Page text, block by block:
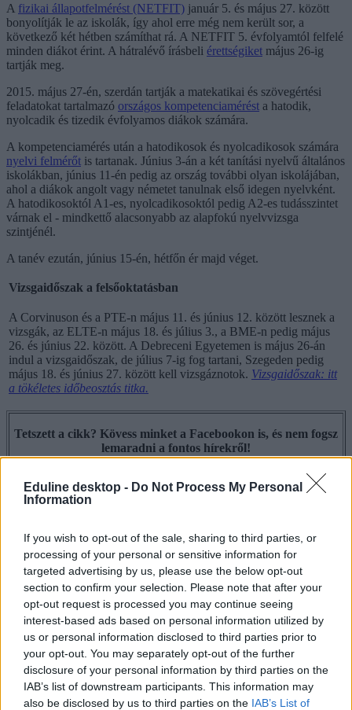
Eduline desktop - Do Not Process My Personal
Information
If you wish to opt-out of the sale, sharing to third parties, or
processing of your personal or sensitive information for
targeted advertising by us, please use the below opt-out
section to confirm your selection. Please note that after your
opt-out request is processed you may continue seeing
interest-based ads based on personal information utilized by
us or personal information disclosed to third parties prior to
your opt-out. You may separately opt-out of the further
disclosure of your personal information by third parties on the
IAB’s list of downstream participants. This information may
also be disclosed by us to third parties on the IAB’s List of
A fizikai állapotfelmérést (NETFIT) január 5. és május 27. között
bonyolítják le az iskolák, így ahol erre még nem került sor, a
következő két hétben számíthat rá. A NETFIT 5. évfolyamtól felfelé
minden diákot érint. A hátralévő írásbeli érettségiket május 26-ig
tartják meg.
2015. május 27-én, szerdán tartják a matekatikai és szövegértési
feladatokat tartalmazó országos kompetenciamérést a hatodik,
nyolcadik és tizedik évfolyamos diákok számára.
A kompetenciamérés után a hatodikosok és nyolcadikosok számára
nyelvi felmérőt is tartanak. Június 3-án a két tanítási nyelvű általános
iskolákban, június 11-én pedig az ország további olyan iskolájában,
ahol a diákok angolt vagy németet tanulnak első idegen nyelvként.
A hatodikosoktól A1-es, nyolcadikosoktól pedig A2-es tudásszintet
várnak el - mindkettő alacsonyabb az alapfokú nyelvvizsga
szintjénél.
A tanév ezután, június 15-én, hétfőn ér majd véget.
Vizsgaidőszak a felsőoktatásban
A Corvinuson és a PTE-n május 11. és június 12. között lesznek a
vizsgák, az ELTE-n május 18. és július 3., a BME-n pedig május
26. és június 22. között. A Debreceni Egyetemen is május 26-án
indul a vizsgaidőszak, de július 7-ig fog tartani, Szegeden pedig
május 18. és június 27. között kell vizsgáznotok. Vizsgaidőszak: itt
a tökéletes időbeosztás titka.
Tetszett a cikk? Kövess minket a Facebookon is, és nem fogsz
lemaradni a fontos hírekről!
tanév vége
nyári szünet kezdete
tanév rendje 2015
év vége
Hozzászólások